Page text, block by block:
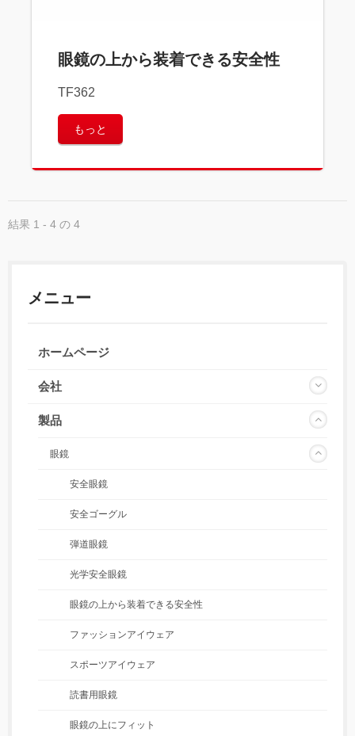
眼鏡の上から装着できる安全性
TF362
もっと
結果 1 - 4 の 4
メニュー
ホームページ
会社
製品
眼鏡
安全眼鏡
安全ゴーグル
弾道眼鏡
光学安全眼鏡
眼鏡の上から装着できる安全性
ファッションアイウェア
スポーツアイウェア
読書用眼鏡
眼鏡の上にフィット